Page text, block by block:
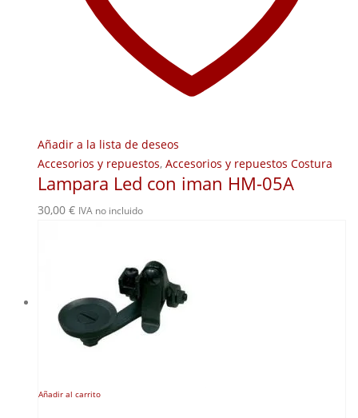
Añadir a la lista de deseos
Accesorios y repuestos, Accesorios y repuestos Costura
Lampara Led con iman HM-05A
30,00 € IVA no incluido
Añadir al carrito